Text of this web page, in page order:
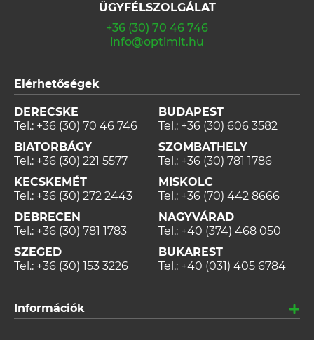
ÜGYFÉLSZOLGÁLAT
+36 (30) 70 46 746
info@optimit.hu
Elérhetőségek
DERECSKE
Tel.: +36 (30) 70 46 746
BIATORBÁGY
Tel.: +36 (30) 221 5577
KECSKEMÉT
Tel.: +36 (30) 272 2443
DEBRECEN
Tel.: +36 (30) 781 1783
SZEGED
Tel.: +36 (30) 153 3226
BUDAPEST
Tel.: +36 (30) 606 3582
SZOMBATHELY
Tel.: +36 (30) 781 1786
MISKOLC
Tel.: +36 (70) 442 8666
NAGYVÁRAD
Tel.: +40 (374) 468 050
BUKAREST
Tel.: +40 (031) 405 6784
Információk